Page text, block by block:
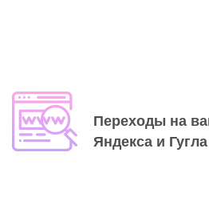
Переходы на
Яндекса и Гугла